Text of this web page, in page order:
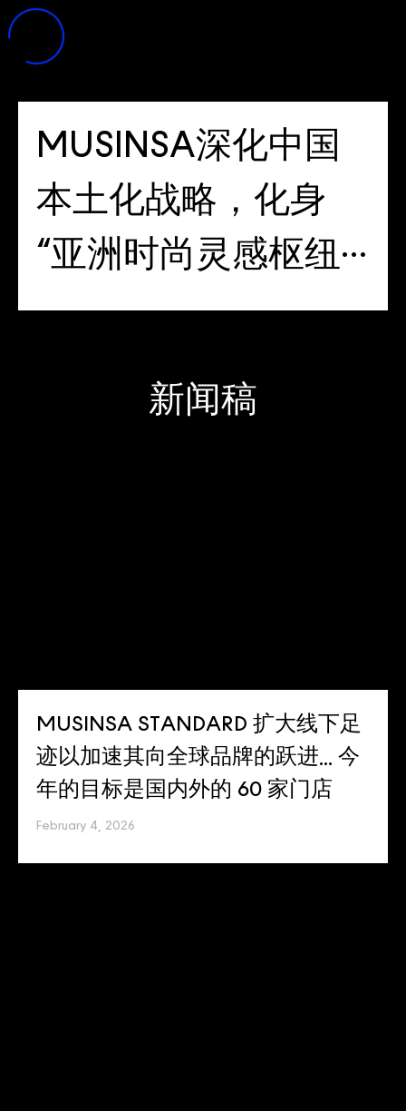
MUSINSA深化中国
本土化战略，化身
“亚洲时尚灵感枢纽”
呈献三大重磅合作
新闻稿
MUSINSA STANDARD 扩大线下足
迹以加速其向全球品牌的跃进... 今
年的目标是国内外的 60 家门店
February 4, 2026